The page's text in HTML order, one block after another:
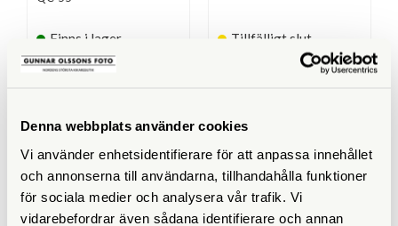
Denna webbplats använder cookies
Vi använder enhetsidentifierare för att anpassa innehållet
och annonserna till användarna, tillhandahålla funktioner
för sociala medier och analysera vår trafik. Vi
vidarebefordrar även sådana identifierare och annan
Finns i lager
439 SEK
Tillfälligt slut
ANDRA KÖPTE ÄVEN